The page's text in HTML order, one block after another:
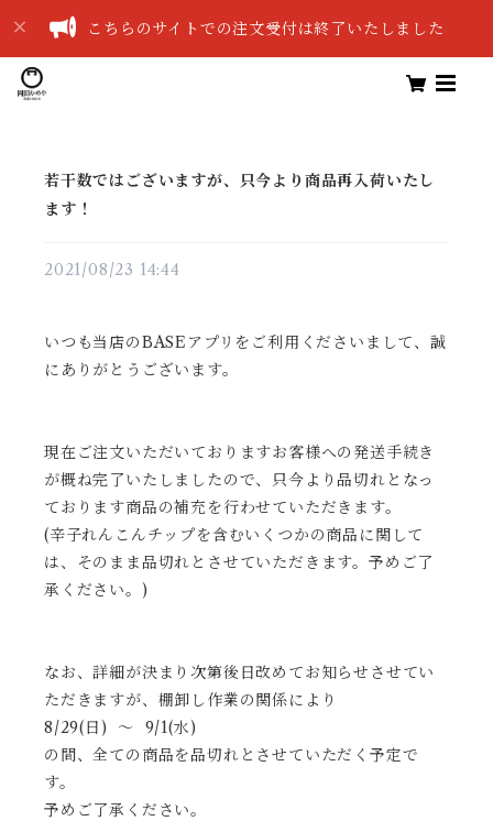
こちらのサイトでの注文受付は終了いたしました
若干数ではございますが、只今より商品再入荷いたし
ます！
2021/08/23 14:44
いつも当店のBASEアプリをご利用くださいまして、誠
にありがとうございます。
現在ご注文いただいておりますお客様への発送手続き
が概ね完了いたしましたので、只今より品切れとなっ
ております商品の補充を行わせていただきます。
(辛子れんこんチップを含むいくつかの商品に関して
は、そのまま品切れとさせていただきます。予めご了
承ください。)
なお、詳細が決まり次第後日改めてお知らせさせてい
ただきますが、棚卸し作業の関係により
8/29(日) ～ 9/1(水)
の間、全ての商品を品切れとさせていただく予定で
す。
予めご了承ください。